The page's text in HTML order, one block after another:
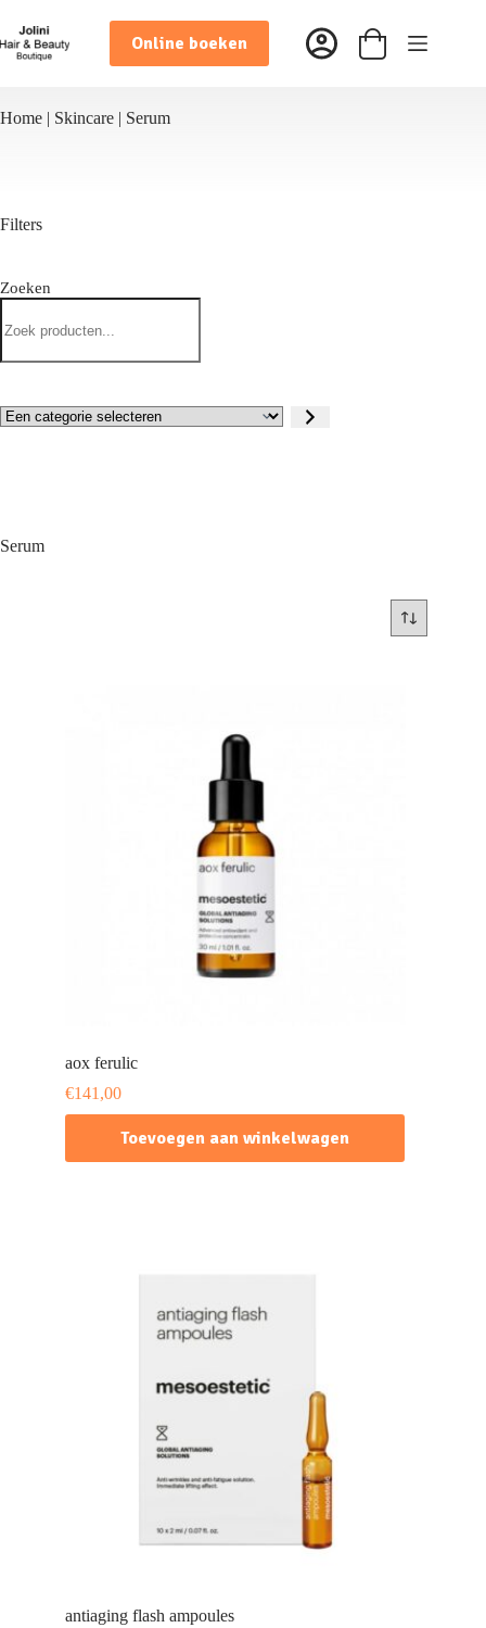
naar
de
inhoud
Online boeken Winkelwagen
Home | Skincare | Serum
Serum
aox ferulic
€141,00
Toevoegen aan winkelwagen
antiaging flash ampoules
Filters
Zoeken
Een
categorie